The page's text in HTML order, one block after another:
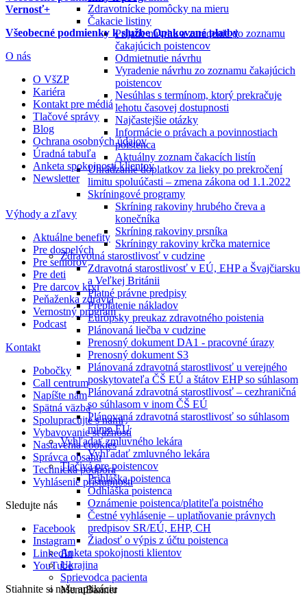
Zdravotnícke pomôcky na mieru
Čakacie listiny
Prijatie návrhu a zaradenie do zoznamu
čakajúcich poistencov
Odmietnutie návrhu
Vyradenie návrhu zo zoznamu čakajúcich
poistencov
Nesúhlas s termínom, ktorý prekračuje
lehotu časovej dostupnosti
Najčastejšie otázky
Informácie o právach a povinnostiach
poistenca
Aktuálny zoznam čakacích listín
Uhrádzanie doplatkov za lieky po prekročení
limitu spoluúčasti – zmena zákona od 1.1.2022
Skríningové programy
Skríning rakoviny hrubého čreva a
konečníka
Skríning rakoviny prsníka
Skríningy rakoviny krčka maternice
Zdravotná starostlivosť v cudzine
Zdravotná starostlivosť v EÚ, EHP a Švajčiarsku
a Veľkej Británii
Platné právne predpisy
Preplatenie nákladov
Európsky preukaz zdravotného poistenia
Plánovaná liečba v cudzine
Prenosný dokument DA1 - pracovné úrazy
Prenosný dokument S3
Plánovaná zdravotná starostlivosť u verejného
poskytovateľa ČŠ EÚ a štátov EHP so súhlasom
Plánovaná zdravotná starostlivosť – cezhraničná
so súhlasom v inom ČŠ EÚ
Plánovaná zdravotná starostlivosť so súhlasom
mimo EÚ
Vyhľadať zmluvného lekára
Vyhľadať zmluvného lekára
Tlačivá pre poistencov
Prihláška poistenca
Odhláška poistenca
Oznámenie poistenca/platiteľa poistného
Čestné vyhlásenie – uplatňovanie právnych
predpisov SR/EÚ, EHP, CH
Žiadosť o výpis z účtu poistenca
Anketa spokojnosti klientov
Ukrajina
Sprievodca pacienta
MenuBanner
Vernosť+
Všeobecné podmienky k službe Opakované platby
O nás
O VšZP
Kariéra
Kontakt pre médiá
Tlačové správy
Blog
Ochrana osobných údajov
Úradná tabuľa
Anketa spokojnosti klientov
Newsletter
Výhody a zľavy
Aktuálne benefity
Pre dospelých
Pre seniorov
Pre deti
Pre darcov krvi
Peňaženka zdravia
Vernostný program
Podcast
Kontakt
Pobočky
Call centrum
Napíšte nám
Spätná väzba
Spolupracujte s nami
Vybavovanie sťažností
Nastavenia cookies
Správca obsahu
Technická podpora
Vyhlásenie prístupnosti
Sledujte nás
Facebook
Instagram
LinkedIn
YouTube
Stiahnite si našu aplikáciu